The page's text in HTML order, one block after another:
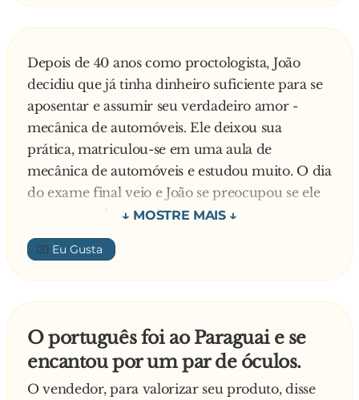
Depois de 40 anos como proctologista, João
decidiu que já tinha dinheiro suficiente para se
aposentar e assumir seu verdadeiro amor -
mecânica de automóveis. Ele deixou sua
prática, matriculou-se em uma aula de
mecânica de automóveis e estudou muito. O dia
do exame final veio e João se preocupou se ele
seria capaz de completar o teste com a mesma
proficiência que seus colegas mais jovens. A
maioria dos alunos completou o exame em
duas horas. João, por outro lado, levou as quatro
horas inteiras disponíveis. No dia seguinte, João
pontuação de 150% para o seu exame. João falou
com seu professor depois da aula.
— Eu nunca sonhei que poderia ir tão bem no
👍🏼
O português foi ao Paraguai e se
encantou por um par de óculos.
O vendedor, para valorizar seu produto, disse